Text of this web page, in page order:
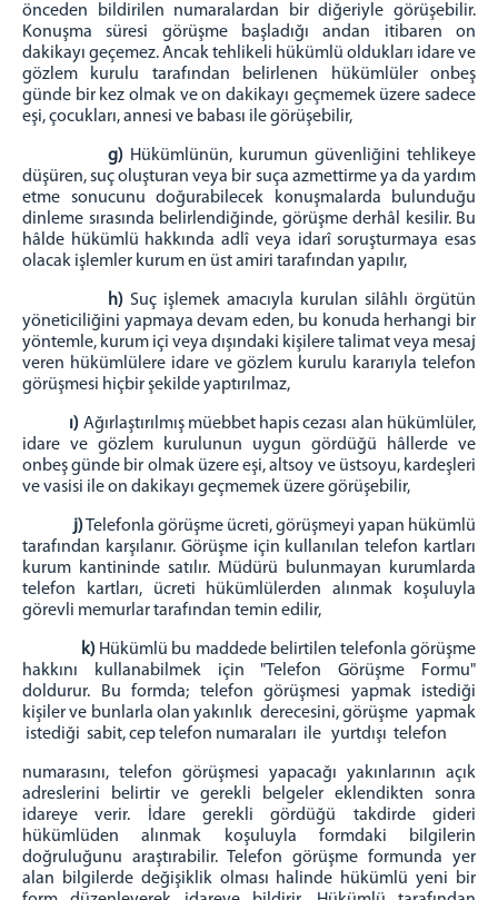
önceden bildirilen numaralardan bir diğeriyle görüşebilir.
Konuşma süresi görüşme başladığı andan itibaren on
dakikayı geçemez. Ancak tehlikeli hükümlü oldukları idare ve
gözlem kurulu tarafından belirlenen hükümlüler onbeş
günde bir kez olmak ve on dakikayı geçmemek üzere sadece
eşi, çocukları, annesi ve babası ile görüşebilir,
g) Hükümlünün, kurumun güvenliğini tehlikeye
düşüren, suç oluşturan veya bir suça azmettirme ya da yardım
etme sonucunu doğurabilecek konuşmalarda bulunduğu
dinleme sırasında belirlendiğinde, görüşme derhâl kesilir. Bu
hâlde hükümlü hakkında adlî veya idarî soruşturmaya esas
olacak işlemler kurum en üst amiri tarafından yapılır,
h) Suç işlemek amacıyla kurulan silâhlı örgütün
yöneticiliğini yapmaya devam eden, bu konuda herhangi bir
yöntemle, kurum içi veya dışındaki kişilere talimat veya mesaj
veren hükümlülere idare ve gözlem kurulu kararıyla telefon
görüşmesi hiçbir şekilde yaptırılmaz,
ı) Ağırlaştırılmış müebbet hapis cezası alan hükümlüler,
idare ve gözlem kurulunun uygun gördüğü hâllerde ve
onbeş günde bir olmak üzere eşi, altsoy ve üstsoyu, kardeşleri
ve vasisi ile on dakikayı geçmemek üzere görüşebilir,
j)Telefonla görüşme ücreti, görüşmeyi yapan hükümlü
tarafından karşılanır. Görüşme için kullanılan telefon kartları
kurum kantininde satılır. Müdürü bulunmayan kurumlarda
telefon kartları, ücreti hükümlülerden alınmak koşuluyla
görevli memurlar tarafından temin edilir,
k) Hükümlü bu maddede belirtilen telefonla görüşme
hakkını kullanabilmek için "Telefon Görüşme Formu"
doldurur. Bu formda; telefon görüşmesi yapmak istediği
kişiler ve bunlarla olan yakınlık derecesini, görüşme yapmak
istediği sabit, cep telefon numaraları ile yurtdışı telefon
numarasını, telefon görüşmesi yapacağı yakınlarının açık
adreslerini belirtir ve gerekli belgeler eklendikten sonra
idareye verir. İdare gerekli gördüğü takdirde gideri
hükümlüden alınmak koşuluyla formdaki bilgilerin
doğruluğunu araştırabilir. Telefon görüşme formunda yer
alan bilgilerde değişiklik olması halinde hükümlü yeni bir